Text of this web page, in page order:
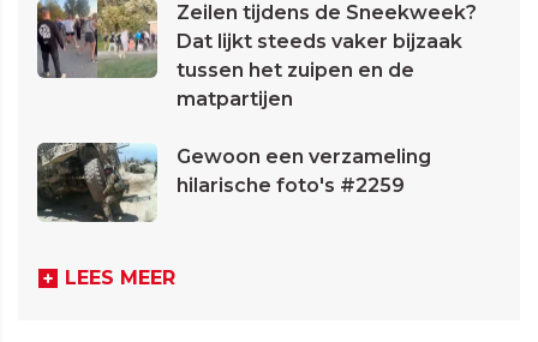
Zeilen tijdens de Sneekweek?
Dat lijkt steeds vaker bijzaak
tussen het zuipen en de
matpartijen
Gewoon een verzameling
hilarische foto's #2259
LEES MEER